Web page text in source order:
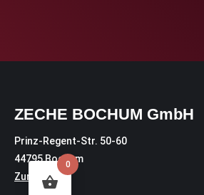
ZECHE BOCHUM GmbH
Prinz-Regent-Str. 50-60
44795 Bochum
Zur Karte
0